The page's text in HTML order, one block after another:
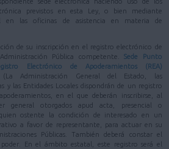
previstos en esta Ley, o bien mediante
en las oficinas de asistencia en materia de
de su inscripción en el registro electrónico de
Pública competente.Sede Punto
Electrónico de Apoderamientos (REA)
Administración General del Estado, las
y las Entidades Locales dispondrán de un registro
en el que deberán inscribirse, al
general otorgados apud acta, presencial o
ostente la condición de interesado en un
a favor de representante, para actuar en su
Públicas. También deberá constar el
En el ámbito estatal, este registro será el